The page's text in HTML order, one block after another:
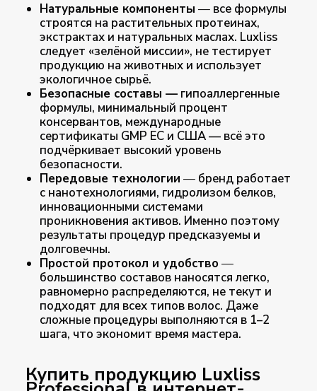
Натуральные компоненты — все формулы
строятся на растительных протеинах,
экстрактах и натуральных маслах. Luxliss
следует «зелёной миссии», не тестирует
продукцию на животных и использует
экологичное сырьё.
Безопасные составы — гипоаллергенные
формулы, минимальный процент
консервантов, международные
сертификаты GMP ЕС и США — всё это
подчёркивает высокий уровень
безопасности.
Передовые технологии — бренд работает
с нанотехнологиями, гидролизом белков,
инновационными системами
проникновения активов. Именно поэтому
результаты процедур предсказуемы и
долговечны.
Простой протокол и удобство—
большинство составов наносятся легко,
равномерно распределяются, не текут и
подходят для всех типов волос. Даже
сложные процедуры выполняются в 1–2
шага, что экономит время мастера.
Купить продукцию Luxliss